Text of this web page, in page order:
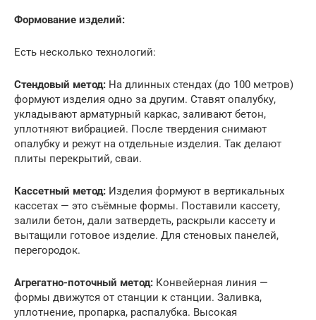
Формование изделий:
Есть несколько технологий:
Стендовый метод: На длинных стендах (до 100 метров)
формуют изделия одно за другим. Ставят опалубку,
укладывают арматурный каркас, заливают бетон,
уплотняют вибрацией. После твердения снимают
опалубку и режут на отдельные изделия. Так делают
плиты перекрытий, сваи.
Кассетный метод: Изделия формуют в вертикальных
кассетах — это съёмные формы. Поставили кассету,
залили бетон, дали затвердеть, раскрыли кассету и
вытащили готовое изделие. Для стеновых панелей,
перегородок.
Агрегатно-поточный метод: Конвейерная линия —
формы движутся от станции к станции. Заливка,
уплотнение, пропарка, распалубка. Высокая